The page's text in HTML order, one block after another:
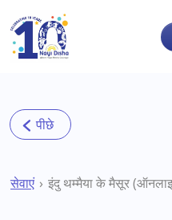
Skip to main content
सेवाएं